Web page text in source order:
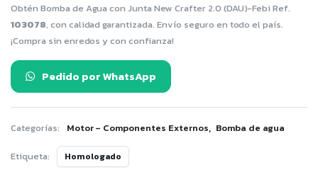
Obtén Bomba de Agua con Junta New Crafter 2.0 (DAU)-Febi Ref.
103078, con calidad garantizada. Envío seguro en todo el país.
¡Compra sin enredos y con confianza!
Pedido por WhatsApp
Categorías: Motor – Componentes Externos, Bomba de agua
Etiqueta: Homologado